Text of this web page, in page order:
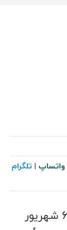
واتساپ | تلگرام
پخش زنده بازی اورتون دانکستر 6 شهریور